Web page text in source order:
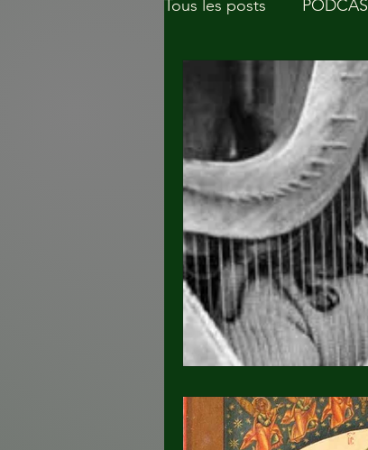
Tous les posts
saint
Musique mariage
Psaume Poésie en
Poésie consciente